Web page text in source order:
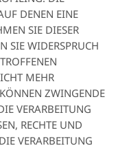
DENEN EINE
SIE DIESER
SIE WIDERSPRUCH
MEHR
ZWINGENDE
VERARBEITUNG
RECHTE UND
VERARBEITUNG